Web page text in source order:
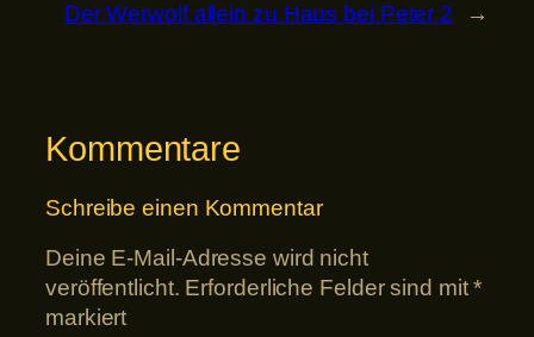
Der Werwolf allein zu Haus bei Peter 2 →
Kommentare
Schreibe einen Kommentar
Deine E-Mail-Adresse wird nicht
veröffentlicht. Erforderliche Felder sind mit*
markiert